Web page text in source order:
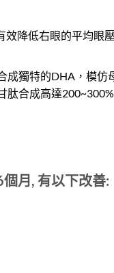
降低右眼的平均眼
成獨特的DHA，模仿
合成高達
月, 有以下改善: